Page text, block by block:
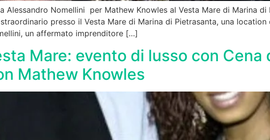
Alessandro Nomellini per Mathew Knowles al Vesta Mare di Marina
presso il Vesta Mare di Marina di Pietrasanta, una
un affermato imprenditore […]
Mare: evento di lusso con Cena
Mathew Knowles